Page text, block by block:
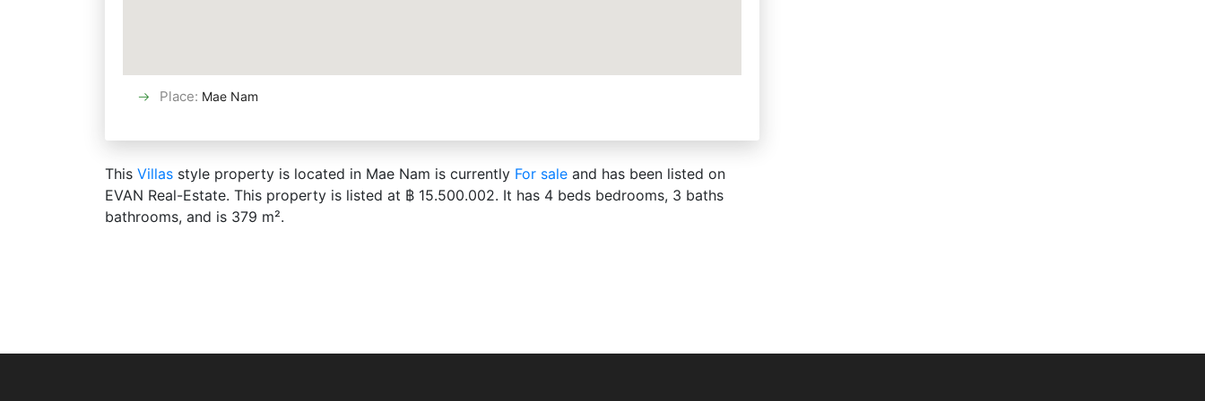
Place: Mae Nam
This Villas style property is located in Mae Nam is currently For sale and has been listed on
EVAN Real-Estate. This property is listed at ฿ 15.500.002. It has 4 beds bedrooms, 3 baths
bathrooms, and is 379 m².